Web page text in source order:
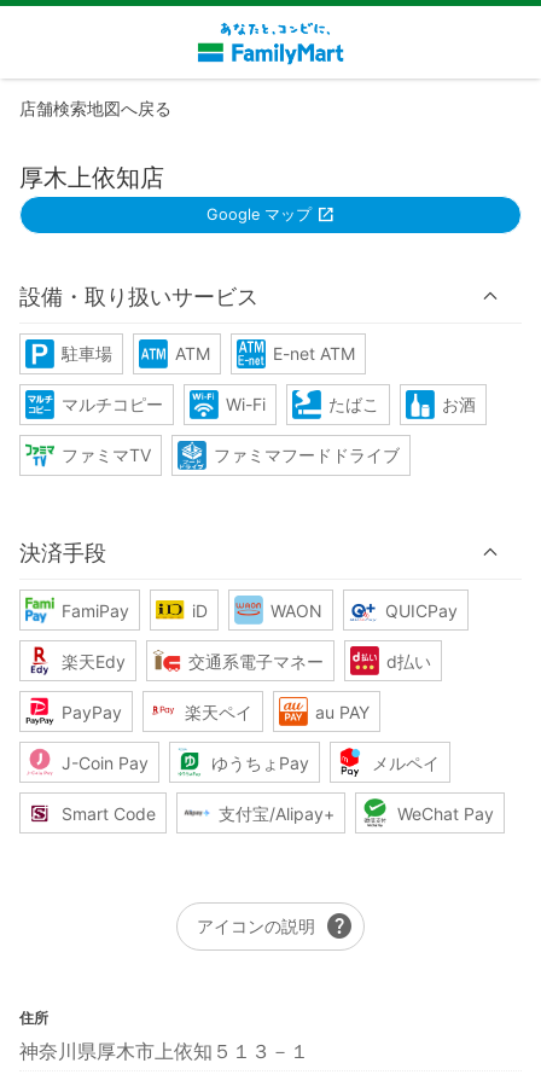
店舗検索地図へ戻る
厚木上依知店
Google マップ
設備・取り扱いサービス
駐車場 ATM E-net ATM
マルチコピー Wi-Fi たばこ お酒
ファミマTV ファミマフードドライブ
決済手段
FamiPay iD WAON QUICPay
楽天Edy 交通系電子マネー d払い
PayPay 楽天ペイ au PAY
J-Coin Pay ゆうちょPay メルペイ
Smart Code 支付宝/Alipay+ WeChat Pay
アイコンの説明 help
住所
神奈川県厚木市上依知５１３－１